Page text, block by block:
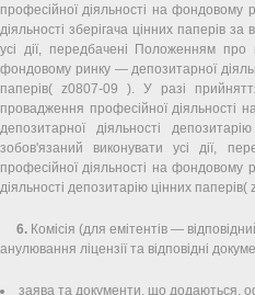
професійної діяльності на фондовому
діяльності зберігача цінних паперів
усі дії, передбачені Положенням
фондовому ринку — депозитарної
паперів( z0807-09 ). У разі
провадження професійної діяльності
депозитарної діяльності
зобов'язаний виконувати усі дії,
професійної діяльності на фондовому
діяльності депозитарію цінних
6. Комісія (для емітентів —
анулювання ліцензії та відповідні
заява та документи, що додаються,